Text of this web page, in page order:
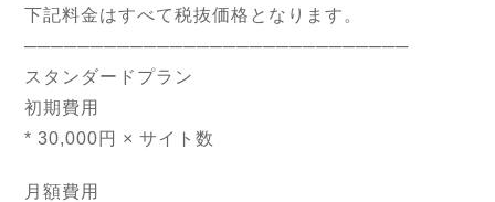
下記料金はすべて税抜価格となります。
─────────────────────────────
スタンダードプラン
初期費用
* 30,000円 × サイト数
月額費用